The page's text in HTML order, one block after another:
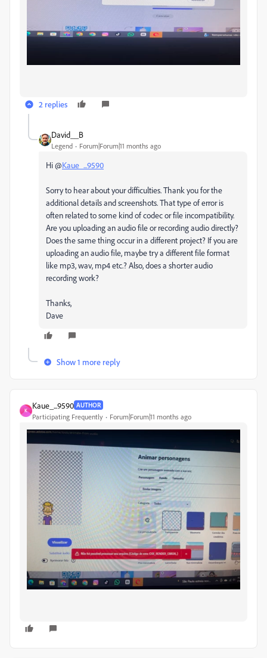
2 replies
David__B
Legend Forum|Forum|11 months ago
Hi @Kaue_...9590
Sorry to hear about your difficulties. Thank you for the
additional details and screenshots. That type of error is
often related to some kind of codec or file incompatibility.
Are you uploading an audio file or recording audio directly?
Does the same thing occur in a different project? If you are
uploading an audio file, maybe try a different file format
like mp3, wav, mp4 etc.? Also, does a shorter audio
recording work?
Thanks,
Dave
Show 1 more reply
K
Kaue_...9590 AUTHOR
Participating Frequently Forum|Forum|11 months ago